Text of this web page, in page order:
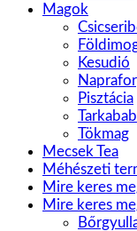
Magok
Kesudió
Pisztácia
Tarkabab
Tökmag
Mecsek Tea
Méhészeti
Mire keres
Mire keres